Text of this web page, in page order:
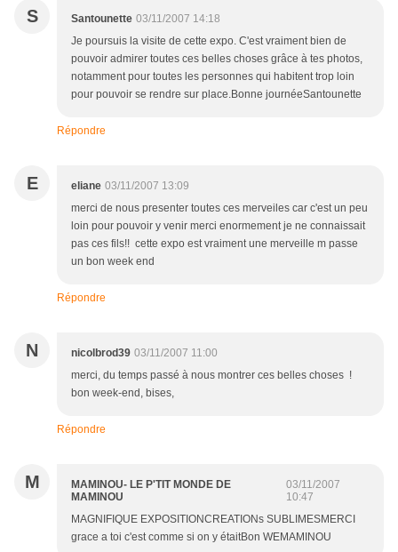
S Santounette 03/11/2007 14:18
Je poursuis la visite de cette expo. C'est vraiment bien de
pouvoir admirer toutes ces belles choses grâce à tes photos,
notamment pour toutes les personnes qui habitent trop loin
pour pouvoir se rendre sur place.Bonne journéeSantounette
Répondre
E eliane 03/11/2007 13:09
merci de nous presenter toutes ces merveiles car c'est un peu
loin pour pouvoir y venir merci enormement je ne connaissait
pas ces fils!! cette expo est vraiment une merveille m passe
un bon week end
Répondre
N nicolbrod39 03/11/2007 11:00
merci, du temps passé à nous montrer ces belles choses !
bon week-end, bises,
Répondre
M
MAMINOU- LE P'TIT MONDE DE
MAMINOU
03/11/2007
10:47
MAGNIFIQUE EXPOSITIONCREATIONs SUBLIMESMERCI
grace a toi c'est comme si on y étaitBon WEMAMINOU